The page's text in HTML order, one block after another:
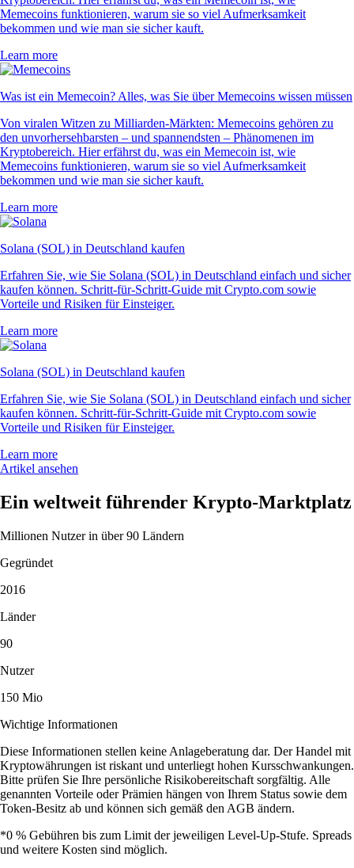
Memecoins funktionieren, warum sie so viel Aufmerksamkeit
bekommen und wie man sie sicher kauft.
Learn more
Was ist ein Memecoin? Alles, was Sie über Memecoins wissen müssen
Von viralen Witzen zu Milliarden-Märkten: Memecoins gehören zu
den unvorhersehbarsten – und spannendsten – Phänomenen im
Kryptobereich. Hier erfährst du, was ein Memecoin ist, wie
Memecoins funktionieren, warum sie so viel Aufmerksamkeit
bekommen und wie man sie sicher kauft.
Learn more
Solana (SOL) in Deutschland kaufen
Erfahren Sie, wie Sie Solana (SOL) in Deutschland einfach und sicher
kaufen können. Schritt-für-Schritt-Guide mit Crypto.com sowie
Vorteile und Risiken für Einsteiger.
Learn more
Solana (SOL) in Deutschland kaufen
Erfahren Sie, wie Sie Solana (SOL) in Deutschland einfach und sicher
kaufen können. Schritt-für-Schritt-Guide mit Crypto.com sowie
Vorteile und Risiken für Einsteiger.
Learn more
Artikel ansehen
Ein weltweit führender Krypto-Marktplatz
Millionen Nutzer in über 90 Ländern
Gegründet
2016
Länder
90
Nutzer
150 Mio
Wichtige Informationen
Diese Informationen stellen keine Anlageberatung dar. Der Handel mit
Kryptowährungen ist riskant und unterliegt hohen Kursschwankungen.
Bitte prüfen Sie Ihre persönliche Risikobereitschaft sorgfältig. Alle
genannten Vorteile oder Prämien hängen von Ihrem Status sowie dem
Token-Besitz ab und können sich gemäß den AGB ändern.
*0 % Gebühren bis zum Limit der jeweiligen Level-Up-Stufe. Spreads
und weitere Kosten sind möglich.